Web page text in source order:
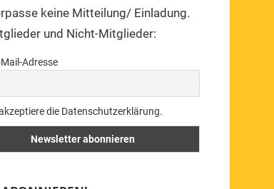
keine Mitteilung/ Einladung.
und Nicht-Mitglieder:
Mail-Adresse
die Datenschutzerklärung.